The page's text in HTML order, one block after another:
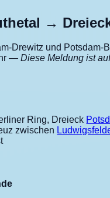
→
Drewitz und Potsdam-
— Diese Meldung ist
Ring, Dreieck
zwischen